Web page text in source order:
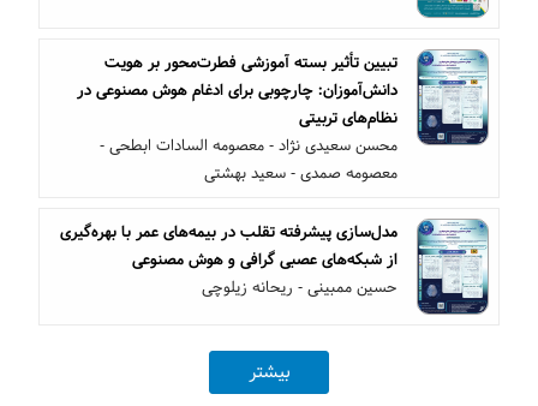
تبیین تأثیر بسته آموزشی فطرت‌محور بر هویت
دانش‌آموزان: چارچوبی برای ادغام هوش مصنوعی در
نظام‌های تربیتی
محسن سعیدی نژاد - معصومه السادات ابطحی -
معصومه صمدی - سعید بهشتی
مدل‌سازی پیشرفته تقلب در بیمه‌های عمر با بهره‌گیری
از شبکه‌های عصبی گرافی و هوش مصنوعی
حسین ممبینی - ریحانه زیلوچی
بیشتر